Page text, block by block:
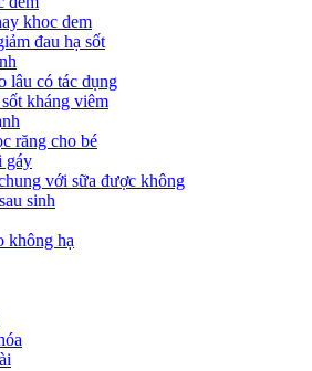
khoc dem
đau hạ sốt
lâu có tác dụng
kháng viêm
răng cho bé
gáy
với sữa được không
sinh
không hạ